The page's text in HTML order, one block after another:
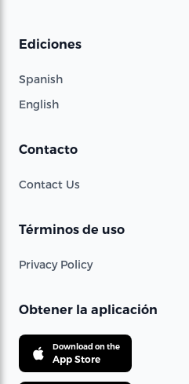
Ediciones
Spanish
English
Contacto
Contact Us
Términos de uso
Privacy Policy
Obtener la aplicación
Download on the
App Store